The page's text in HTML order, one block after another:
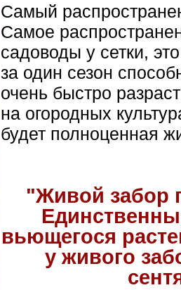
Самый
Самое
садоводы у сетки,
за один сезон
очень быстро
на огородных
будет полноценная
"Живой забор
вьющегося
у живого